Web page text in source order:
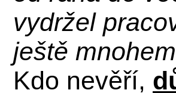
vydržel
ještě
Kdo nevěří,